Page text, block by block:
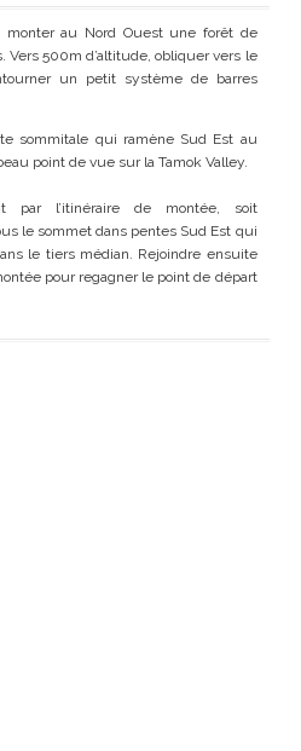
monter au Nord Ouest une forêt de
Vers 500m d’altitude, obliquer vers le
un petit système de barres
sommitale qui ramène Sud Est au
point de vue sur la Tamok Valley.
par l’itinéraire de montée, soit
le sommet dans pentes Sud Est qui
le tiers médian. Rejoindre ensuite
pour regagner le point de départ